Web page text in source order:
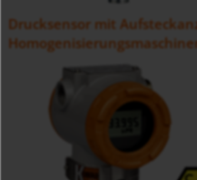
Drucksensor mit